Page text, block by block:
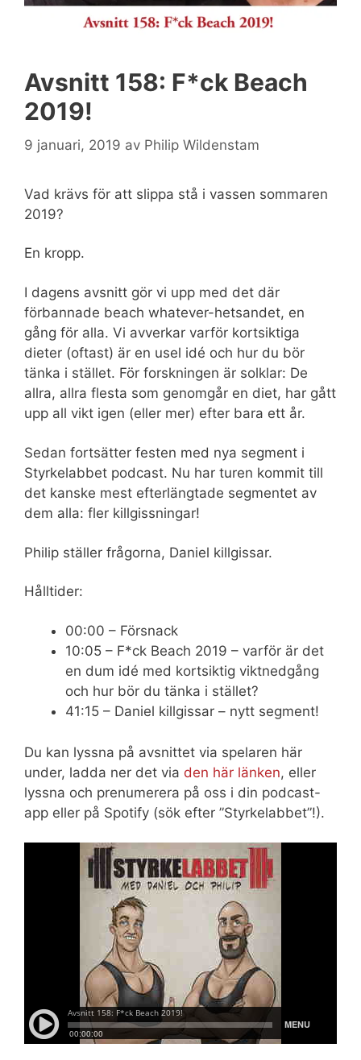
Avsnitt 158: F*ck Beach
2019!
9 januari, 2019 av Philip Wildenstam
Vad krävs för att slippa stå i vassen sommaren
2019?
En kropp.
I dagens avsnitt gör vi upp med det där
förbannade beach whatever-hetsandet, en
gång för alla. Vi avverkar varför kortsiktiga
dieter (oftast) är en usel idé och hur du bör
tänka i stället. För forskningen är solklar: De
allra, allra flesta som genomgår en diet, har gått
upp all vikt igen (eller mer) efter bara ett år.
Sedan fortsätter festen med nya segment i
Styrkelabbet podcast. Nu har turen kommit till
det kanske mest efterlängtade segmentet av
dem alla: fler killgissningar!
Philip ställer frågorna, Daniel killgissar.
Hålltider:
00:00 – Försnack
10:05 – F*ck Beach 2019 – varför är det
en dum idé med kortsiktig viktnedgång
och hur bör du tänka i stället?
41:15 – Daniel killgissar – nytt segment!
Du kan lyssna på avsnittet via spelaren här
under, ladda ner det via den här länken, eller
lyssna och prenumerera på oss i din podcast-
app eller på Spotify (sök efter ”Styrkelabbet”!).